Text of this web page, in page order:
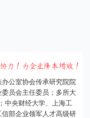
      
公室协会传承研究院院
员会主任委员；多所大
中央财经大学、上海工
部企业领军人才高级研